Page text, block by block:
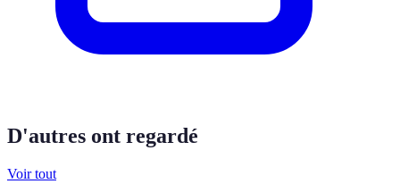
D'autres ont regardé
Voir tout